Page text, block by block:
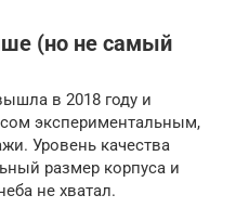
(но не самый
в 2018 году и
экспериментальным,
Уровень качества
размер корпуса и
не хватал.